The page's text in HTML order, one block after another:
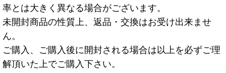
率とは大きく異なる場合がございます。
未開封商品の性質上、返品・交換はお受け出来ませ
ん。
ご購入、ご購入後に開封される場合は以上を必ずご理
解頂いた上でご購入下さい。